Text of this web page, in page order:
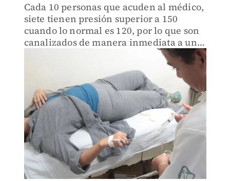
Cada 10 personas que acuden al médico,
siete tienen presión superior a 150
cuando lo normal es 120, por lo que son
canalizados de manera inmediata a una